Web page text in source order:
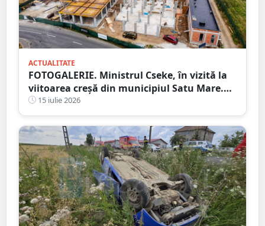
ACTUALITATE
FOTOGALERIE. Ministrul Cseke, în vizită la
viitoarea creșă din municipiul Satu Mare.
Ce spune primarul despre lucrări
15 iulie 2026